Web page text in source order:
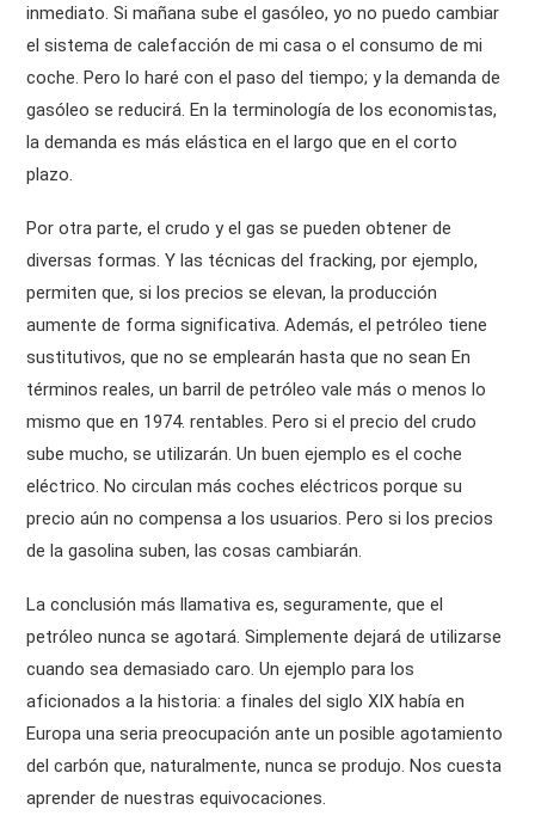
inmediato. Si mañana sube el gasóleo, yo no puedo cambiar
el sistema de calefacción de mi casa o el consumo de mi
coche. Pero lo haré con el paso del tiempo; y la demanda de
gasóleo se reducirá. En la terminología de los economistas,
la demanda es más elástica en el largo que en el corto
plazo.
Por otra parte, el crudo y el gas se pueden obtener de
diversas formas. Y las técnicas del fracking, por ejemplo,
permiten que, si los precios se elevan, la producción
aumente de forma significativa. Además, el petróleo tiene
sustitutivos, que no se emplearán hasta que no sean En
términos reales, un barril de petróleo vale más o menos lo
mismo que en 1974. rentables. Pero si el precio del crudo
sube mucho, se utilizarán. Un buen ejemplo es el coche
eléctrico. No circulan más coches eléctricos porque su
precio aún no compensa a los usuarios. Pero si los precios
de la gasolina suben, las cosas cambiarán.
La conclusión más llamativa es, seguramente, que el
petróleo nunca se agotará. Simplemente dejará de utilizarse
cuando sea demasiado caro. Un ejemplo para los
aficionados a la historia: a finales del siglo XIX había en
Europa una seria preocupación ante un posible agotamiento
del carbón que, naturalmente, nunca se produjo. Nos cuesta
aprender de nuestras equivocaciones.